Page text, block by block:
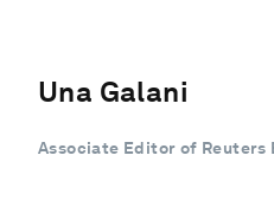
Una Galani
Associate Editor of Reuters